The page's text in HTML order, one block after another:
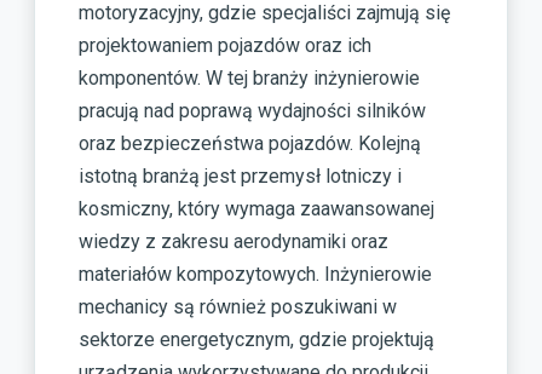
motoryzacyjny, gdzie specjaliści zajmują się
projektowaniem pojazdów oraz ich
komponentów. W tej branży inżynierowie
pracują nad poprawą wydajności silników
oraz bezpieczeństwa pojazdów. Kolejną
istotną branżą jest przemysł lotniczy i
kosmiczny, który wymaga zaawansowanej
wiedzy z zakresu aerodynamiki oraz
materiałów kompozytowych. Inżynierowie
mechanicy są również poszukiwani w
sektorze energetycznym, gdzie projektują